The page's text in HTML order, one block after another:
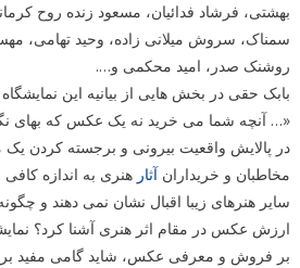
بهشتی، فرشاد فدائیان، مسعود زنده روح
سمناک، سروش میلانی زاده، وحید تهامی،
روشنک صدر، امید محکمی و….
بابک حقی در بخش هایی از بیانیه این
«… آنچه شما می خرید نه یک عکس که بهای
در پالایش واقعیت بیرونی و برجسته کردن یک
مخاطبان و خریداران آثار هنری به اندازه کافی
سایر هنرهای زیبا اقبال نشان نمی دهند و
ارزش عکس در مقام اثر هنری آشنا کرد؟
بر فروش و معرفی عکس، شاید گامی مفید